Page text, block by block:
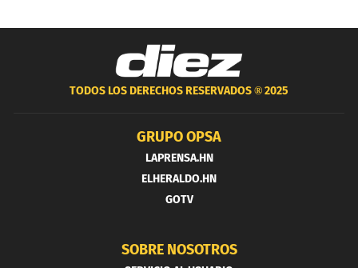
TODOS LOS DERECHOS RESERVADOS ®2025
GRUPO OPSA
LAPRENSA.HN
ELHERALDO.HN
GOTV
SOBRE NOSOTROS